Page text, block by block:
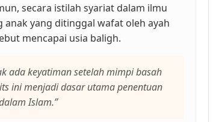
secara istilah syariat dalam ilmu
yang ditinggal wafat oleh ayah
mencapai usia baligh.
ada keyatiman setelah mimpi basah
ini menjadi dasar utama penentuan
Islam.”